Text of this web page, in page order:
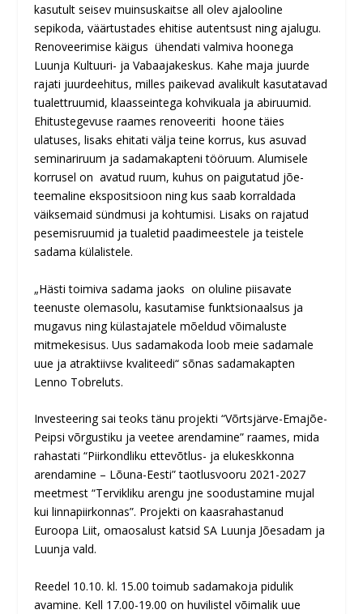
kasutult seisev muinsuskaitse all olev ajalooline
sepikoda, väärtustades ehitise autentsust ning ajalugu.
Renoveerimise käigus ühendati valmiva hoonega
Luunja Kultuuri- ja Vabaajakeskus. Kahe maja juurde
rajati juurdeehitus, milles paikevad avalikult kasutatavad
tualettruumid, klaasseintega kohvikuala ja abiruumid.
Ehitustegevuse raames renoveeriti hoone täies
ulatuses, lisaks ehitati välja teine korrus, kus asuvad
seminariruum ja sadamakapteni tööruum. Alumisele
korrusel on avatud ruum, kuhus on paigutatud jõe-
teemaline ekspositsioon ning kus saab korraldada
väiksemaid sündmusi ja kohtumisi. Lisaks on rajatud
pesemisruumid ja tualetid paadimeestele ja teistele
sadama külalistele.
„Hästi toimiva sadama jaoks on oluline piisavate
teenuste olemasolu, kasutamise funktsionaalsus ja
mugavus ning külastajatele mõeldud võimaluste
mitmekesisus. Uus sadamakoda loob meie sadamale
uue ja atraktiivse kvaliteedi“ sõnas sadamakapten
Lenno Tobreluts.
Investeering sai teoks tänu projekti “Võrtsjärve-Emajõe-
Peipsi võrgustiku ja veetee arendamine” raames, mida
rahastati “Piirkondliku ettevõtlus- ja elukeskkonna
arendamine – Lõuna-Eesti” taotlusvooru 2021-2027
meetmest “Tervikliku arengu jne soodustamine mujal
kui linnapiirkonnas”. Projekti on kaasrahastanud
Euroopa Liit, omaosalust katsid SA Luunja Jõesadam ja
Luunja vald.
Reedel 10.10. kl. 15.00 toimub sadamakoja pidulik
avamine. Kell 17.00-19.00 on huvilistel võimalik uue